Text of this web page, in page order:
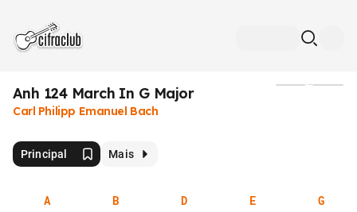
Anh 124 March In G Major
Carl Philipp Emanuel Bach
Principal Mais
A B D E G